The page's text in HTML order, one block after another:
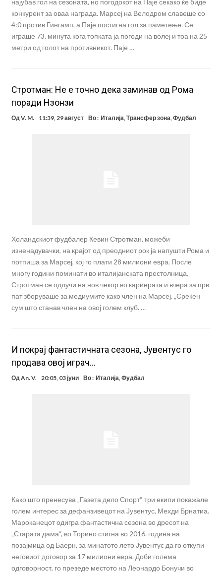
најубав гол на сезоната, но погодокот на Паје секако ќе биде
конкурент за оваа награда. Марсеј на Велодром славеше со
4:0 против Гингамп, а Паје постигна гол за паметење. Се
играше 73. минута кога топката ја погоди на волеј и тоа на 25
метри од голот на противникот. Паје …
Стротман: Не е точно дека заминав од Рома
поради Нзонзи
ОдV. M. 11:39, 29 август Во : Италија,Трансфер зона,Фудбал
Холандскиот фудбалер Кевин Стротман, можеби
изненадувачки, на крајот од преодниот рок ја напушти Рома и
потпиша за Марсеј, кој го плати 28 милиони евра. После
многу години поминати во италијанската престолница,
Стротман се одлучи на нов чекор во кариерата и вчера за прв
пат зборуваше за медиумите како член на Марсеј. „Среќен
сум што станав член на овој голем клуб. …
И покрај фантастичната сезона, Јувентус го
продава овој играч…
ОдAn. V. 20:05, 03 јуни Во : Италија,Фудбал
Како што пренесува „Газета дело Спорт“ три екипи покажале
голем интерес за дефанзивецот на Јувентус, Мехди Брнатиа.
Мароканецот одигра фантастична сезона во дресот на
„Старата дама“, во Торино стигна во 2016. година на
позајмица од Баерн, за минатото лето Јувентус да го откупи
неговиот договор за 17 милиони евра. Доби голема
одговорност, го презеде местото на Леонардо Бонучи во